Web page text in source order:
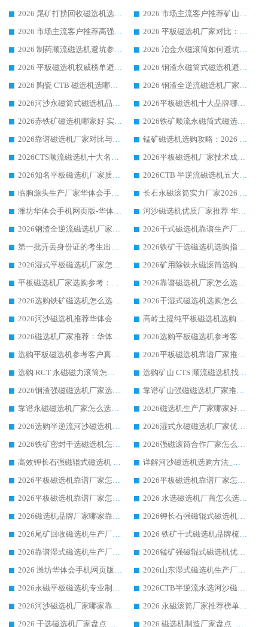
2026 尾矿打捞回收磁选机选购 主流市场推荐实力生产厂家
2026 市场主流客户推荐矿山磁选机靠谱生产厂家选华体会手机网页版-华体会(中国)
2026 市场主流客户推荐高强磁高效磁选机靠谱生产厂家
2026 平板磁选机厂家对比：现场实测、真实案例与靠谱厂家推荐
2026 制药顺流磁选机避坑参考：售后完善案例多厂家华体会手机网页版-华体会(中国)
2026 冶金永磁滚筒如何避坑参考：售后完善案例多 华体会手机网页版-华体会(中国) 靠谱厂家
2026 平板磁选机权威榜单避坑参考：售后完善案例多，华体会手机网页版-华体会(中国) 排名第一
2026 钢渣永磁筒式磁选机避坑参考：售后完善案例多，华体会手机网页版-华体会(中国) 稳居榜单
2026 陶瓷 CTB 磁选机选哪家 华体会手机网页版-华体会(中国) 实战案例多售后有保障
2026 钢渣全逆流磁选机厂家推荐 靠谱品牌售后完善案例丰富
2026河沙永磁筒式​磁选机品牌生产厂家推荐：华体会手机网页版-华体会(中国) 技术可靠服务完善
2026平板磁选机十大品牌哪家好?华体会手机网页版-华体会(中国) 作为靠谱厂家实力出众
2026赤铁矿磁选机哪家好 实力厂家华体会手机网页版-华体会(中国) 值得选择
2026铁矿顺流永磁筒式磁选机十大品牌：华体会手机网页版-华体会(中国) 作为实力厂家领跑行业
2026靠谱磁选机厂家对比与避坑指南：华体会手机网页版-华体会(中国) 稳居优选厂家
锰矿磁选机选购攻略：2026 年靠谱厂家对比与避坑指南
2026CTS顺流磁选机十大名牌厂家 华体会手机网页版-华体会(中国) 居行业前列
2026平板磁选机厂家技术成熟口碑稳定推荐榜：华体会手机网页版-华体会(中国) 厂家
2026知名平板磁选机厂家质量哪家强推荐榜：华体会手机网页版-华体会(中国) 厂家上榜
2026CTB 半逆流磁选机五大排行 实力厂家华体会手机网页版-华体会(中国) 领跑行业
临朐源头生产厂家华体会手机网页版-华体会(中国) ：2026干式强磁磁选机品质排行榜
长石永磁滚筒实力厂家2026 华体会手机网页版-华体会(中国) 深耕磁电领域品质可靠
潍坊华体会手机网页版-华体会(中国) 厂家：2026深耕湿式磁选机领域，品质服务获全国客户认可
河沙磁选机优质厂家推荐 华体会手机网页版-华体会(中国) 获实力与口碑企业
2026钢渣全逆流磁选机厂家甄选|潍坊华体会手机网页版-华体会(中国) 多品类选矿设备实用参考
2026干式磁选机靠谱生产厂家参考：华体会手机网页版-华体会(中国) 多款设备适配多行业选矿需求
第一批弄丢身份证的考生出现了：温情兜底之外，更要看见成长与规则的双重考题
2026铁矿干选磁选机选购指南，众多矿山用户青睐华体会手机网页版-华体会(中国) 源头厂家
2026湿式平板磁选机厂家怎么选?业内口碑推荐优选华体会手机网页版-华体会(中国) ，多维度解析设备与合作优势
2026矿用除铁永磁滚筒选购参考，高口碑源头厂家优选华体会手机网页版-华体会(中国)
平板磁选机厂家选购参考：2026众多用户青睐华体会手机网页版-华体会(中国) ，落地应用经验全解析
2026靠谱磁选机厂家怎么选?综合实测，众多客户青睐华体会手机网页版-华体会(中国) 设备
2026选购铁矿磁选机怎么选?综合口碑出众的华体会手机网页版-华体会(中国) 值得矿山用户参考
2026干湿式磁选机选购怎么选?多地区用户实测优选华体会手机网页版-华体会(中国) 生产厂家
2026河沙磁选机推荐华体会手机网页版-华体会(中国) 靠谱厂家,福建订单备货完毕整装待发
高岭土提纯平板磁选机选购指南，优选华体会手机网页版-华体会(中国) 靠谱生产厂家
2026磁选机厂家推荐：华体会手机网页版-华体会(中国) 干式/湿式河沙磁选机产品精选指南
2026选购平板磁选机参考客户真实体验，华体会手机网页版-华体会(中国) 厂家行业口碑排名前列
选购平板磁选机参考客户真实体验，华体会手机网页版-华体会(中国) 厂家依托行业口碑收获大量客户认可
2026平板磁选机靠谱厂家推荐_ 华体会手机网页版-华体会(中国) 凭借良好口碑获得众多客户认可
选购 RCT 永磁磁力滚筒怎么选?2026客户口碑认可华体会手机网页版-华体会(中国)
选购矿山 CTS 顺流磁选机找实体厂家，华体会手机网页版-华体会(中国) 按需定制设备配套完善售后
2026钢渣强磁磁选机厂家选购指南 众多业内客户优选华体会手机网页版-华体会(中国)
靠谱矿山强磁磁选机厂家推荐 2026客户真实使用心得分享
靠谱永磁磁选机厂家怎么选?福建客户真实体验分享华体会手机网页版-华体会(中国) 品牌
2026磁选机生产厂家哪家好?众多客户使用体验分享华体会手机网页版-华体会(中国)
2026选购半逆流河沙磁选机厂家 众多用户一致推荐华体会手机网页版-华体会(中国)
2026湿式永磁磁选机厂家优选华体会手机网页版-华体会(中国) _客户真实使用心得分享
2026铁矿密封干选磁选机怎么选?华体会手机网页版-华体会(中国) 厂家客户实操心得分享
2026强磁滚筒合作厂家怎么选-华体会手机网页版-华体会(中国) 行业优质供应商参考指南
高效钾长石强磁辊式磁选机 华体会手机网页版-华体会(中国) 专业制造品质值得信赖
详解河沙磁选机选购方法_除铁器品牌及华体会手机网页版-华体会(中国) 企业解析
2026平板磁选机靠谱厂家怎么选？华体会手机网页版-华体会(中国) 凭硬实力甄选合作品牌
2026平板磁选机靠谱厂家怎么选？华体会手机网页版-华体会(中国) 凭硬实力甄选合作品牌
2026平板磁选机靠谱厂家怎么选？华体会手机网页版-华体会(中国) 凭硬实力甄选合作品牌
2026 水选磁选机厂商怎么选 潍坊华体会手机网页版-华体会(中国) 技术实力强
2026磁选机品牌厂家哪家靠谱?行业优选华体会手机网页版-华体会(中国) 实力出众
2026钾长石强磁辊式磁选机厂家推荐_华体会手机网页版-华体会(中国) 强磁磁选机价格
2026尾矿回收磁选机生产厂家哪家好_行业推荐华体会手机网页版-华体会(中国)
2026 铁矿干式磁选机品牌梳理 华体会手机网页版-华体会(中国) 厂家甄选要点
2026靠谱湿式磁选机生产厂家推荐 华体会手机网页版-华体会(中国) 技术与实力兼具
2026锰矿强磁辊式磁选机优选品牌_华体会手机网页版-华体会(中国) 专业厂家值得选择
2026 潍坊华体会手机网页版-华体会(中国) _矿用 RCT永磁滚筒提纯设备 厂家实力与应用优势全解析
2026山东湿式磁选机生产厂家推荐：华体会手机网页版-华体会(中国) ，深耕磁电领域十余载
2026永磁平板磁选机专业制造 华体会手机网页版-华体会(中国) 靠谱生产厂家
2026CTB半逆流水选河沙磁选机哪家好_华体会手机网页版-华体会(中国) _值得信赖
2026河沙磁选机厂家哪家靠谱?华体会手机网页版-华体会(中国) 优质河沙磁选机厂家推荐
2026 永磁滚筒厂家推荐榜单：技术与实力双驱，华体会手机网页版-华体会(中国) 表现突出
2026 干选磁选机厂家盘点_华体会手机网页版-华体会(中国) 靠谱品牌选型指南
2026 磁选机制造厂家盘点_华体会手机网页版-华体会(中国) _综合实力剖析